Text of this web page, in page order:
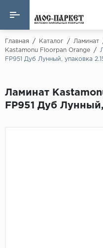
Назад
Ламинат
Паркетная доска
Главная / Каталог / Ламинат
Kastamonu Floorpan Orange
/
FP951 Дуб Лунный, упаковка
Ламинат
FP951 Дуб